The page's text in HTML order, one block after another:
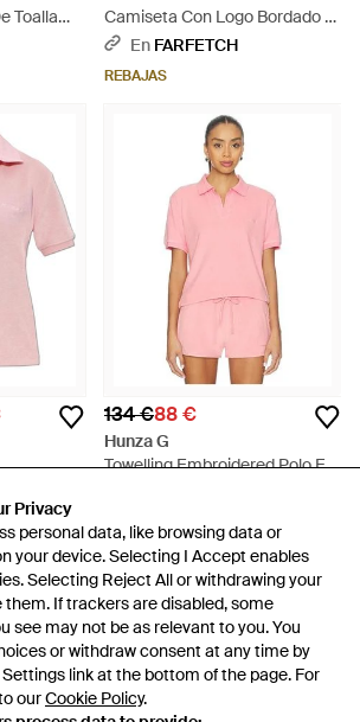
Privacy
personal data, like browsing data or
your device. Selecting I Accept enables
Selecting Reject All or withdrawing your
them. If trackers are disabled, some
see may not be as relevant to you. You
or withdraw consent at any time by
link at the bottom of the page. For
ourCookie Policy.
Privacy
personal data, like browsing data or
your device. Selecting I Accept enables
Selecting Reject All or withdrawing your
them. If trackers are disabled, some
see may not be as relevant to you. You
or withdraw consent at any time by
link at the bottom of the page. For
ourCookie Policy.
Toalla
En Color
Camiseta Con Logo Bordado -
RosaEn FARFETCH
REBAJAS
134 €88 €
Hunza G
Towelling Embroidered Polo En
REBAJAS